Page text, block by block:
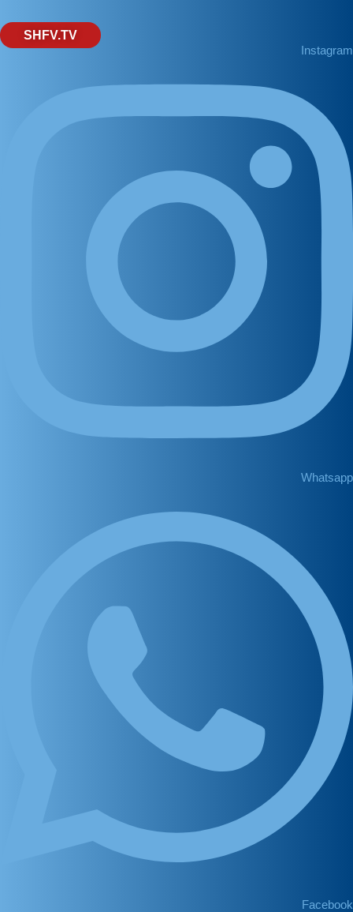
SHFV.TV
Instagram
Whatsapp
Facebook